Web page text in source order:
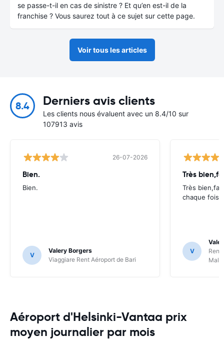
se passe-t-il en cas de sinistre ? Et qu’en est-il de la
franchise ? Vous saurez tout à ce sujet sur cette page.
Voir tous les articles
8.4 Derniers avis clients
Les clients nous évaluent avec un 8.4/10 sur
107913 avis
26-07-2026
Bien.
Bien.
V
Valery Borgers
Viaggiare Rent Aéroport de Bari
Très
Très
chaque fois.
V
Aéroport d'Helsinki-Vantaa prix
moyen journalier par mois